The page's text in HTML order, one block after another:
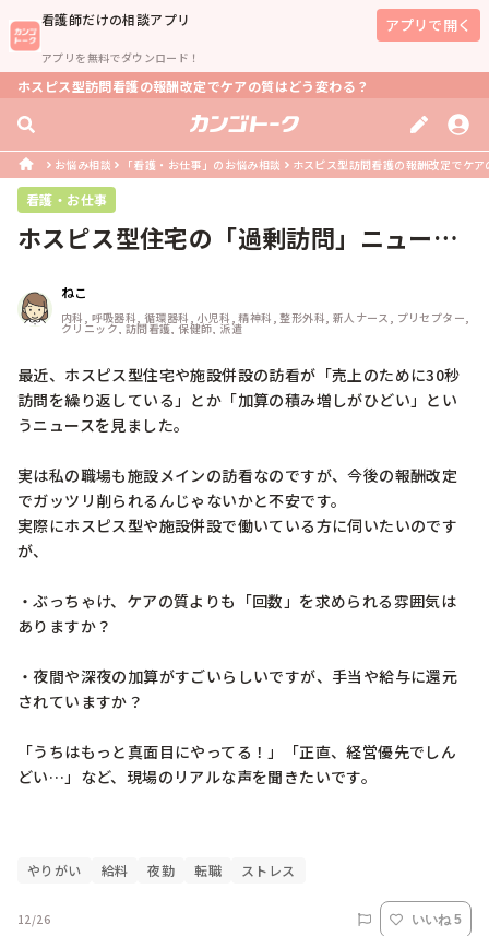
看護師だけの相談アプリ
アプリを無料でダウンロード！
アプリで開く
ホスピス型訪問看護の報酬改定でケアの質はどう変わる？
お悩み相談 「看護・お仕事」のお悩み相談 ホスピス型訪問看護の報酬改定でケ
看護・お仕事
ホスピス型住宅の「過剰訪問」ニュー
ねこ
内科, 呼吸器科, 循環器科, 小児科, 精神科, 整形外科, 新人ナース, プリセプター,
クリニック, 訪問看護, 保健師, 派遣
最近、ホスピス型住宅や施設併設の訪看が「売上のために30秒
訪問を繰り返している」とか「加算の積み増しがひどい」とい
うニュースを見ました。
実は私の職場も施設メインの訪看なのですが、今後の報酬改定
でガッツリ削られるんじゃないかと不安です。
実際にホスピス型や施設併設で働いている方に伺いたいのです
が、
・ぶっちゃけ、ケアの質よりも「回数」を求められる雰囲気は
ありますか？
・夜間や深夜の加算がすごいらしいですが、手当や給与に還元
されていますか？
「うちはもっと真面目にやってる！」「正直、経営優先でしん
どい…」など、現場のリアルな声を聞きたいです。
やりがい 給料 夜勤 転職 ストレス
12/26 いいね 5